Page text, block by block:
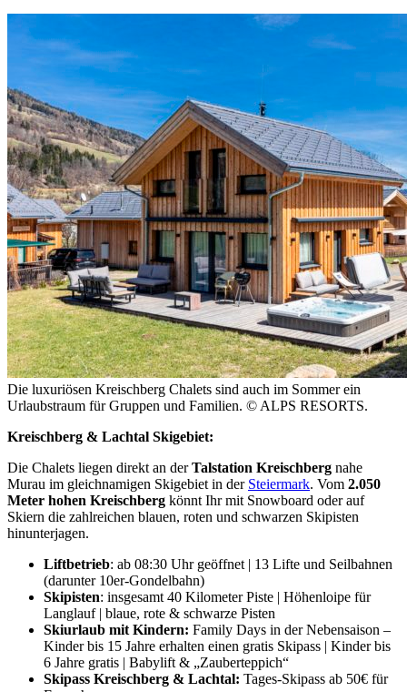
Die luxuriösen Kreischberg Chalets sind auch im Sommer ein
Urlaubstraum für Gruppen und Familien. © ALPS RESORTS.
Kreischberg & Lachtal Skigebiet:
Die Chalets liegen direkt an derTalstation Kreischberg nahe
Murau im gleichnamigen Skigebiet in der Steiermark. Vom 2.050
Meter hohen Kreischberg könnt Ihr mit Snowboard oder auf
Skiern die zahlreichen blauen, roten und schwarzen Skipisten
hinunterjagen.
Liftbetrieb: ab 08:30 Uhr geöffnet | 13 Lifte und Seilbahnen
(darunter 10er-Gondelbahn)
Skipisten: insgesamt 40 Kilometer Piste | Höhenloipe für
Langlauf | blaue, rote & schwarze Pisten
Skiurlaub mit Kindern: Family Days in der Nebensaison –
Kinder bis 15 Jahre erhalten einen gratis Skipass | Kinder bis
6 Jahre gratis | Babylift & „Zauberteppich“
Skipass Kreischberg & Lachtal: Tages-Skipass ab 50€ für